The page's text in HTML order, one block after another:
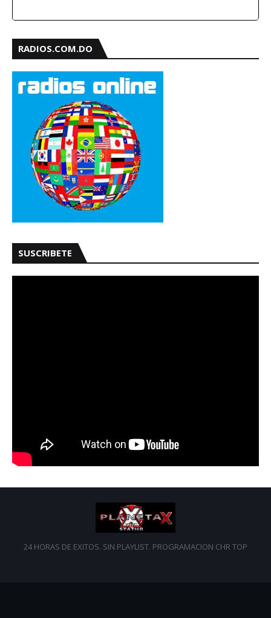
RADIOS.COM.DO
SUSCRIBETE
24 HORAS DE EXITOS. SIN PLAYLIST. PROGRAMACION CHR TOP